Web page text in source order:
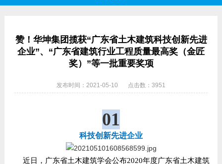
赞！华坤集团揽获“广东省土木建筑科技创新先进
企业”、“广东省建筑行业工程质量最高奖（金匠
奖）”等一批重要奖项
发布时间：2021-05-10 点击数：3951
01
科技创新先进企业
近日，广东省土木建筑学会公布2020年度广东省土木建筑